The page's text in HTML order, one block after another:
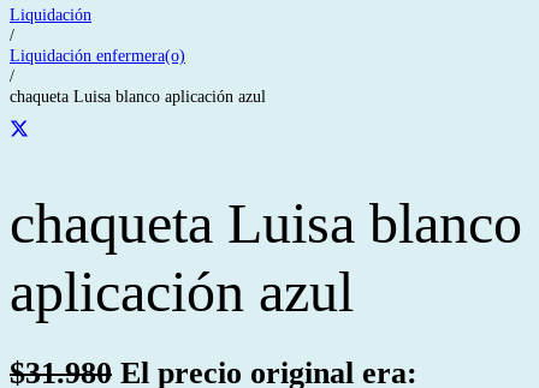
Liquidación
/
Liquidación enfermera(o)
/
chaqueta Luisa blanco aplicación azul
chaqueta Luisa blanco
aplicación azul
$31.980 El precio original era: